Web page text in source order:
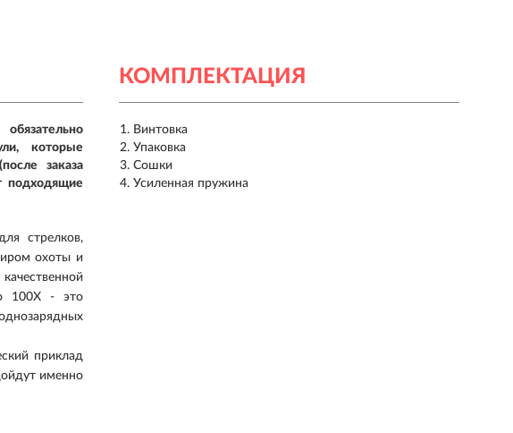
КОМПЛЕКТАЦИЯ
Винтовка
Упаковка
Сошки
Усиленная пружина
которые
заказа
подходящие
стрелков,
охоты и
100Х - это
приклад
именно